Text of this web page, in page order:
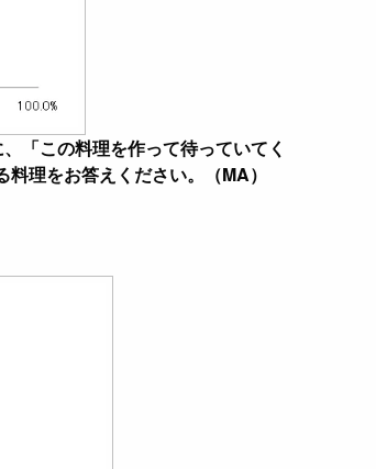
「この料理を作って待っていてく
理をお答えください。（MA）